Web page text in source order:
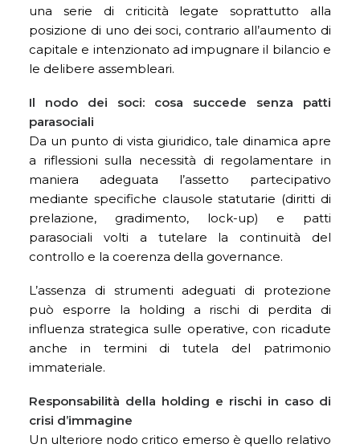
una serie di criticità legate soprattutto alla
posizione di uno dei soci, contrario all’aumento di
capitale e intenzionato ad impugnare il bilancio e
le delibere assembleari.
Il nodo dei soci: cosa succede senza patti
parasociali
Da un punto di vista giuridico, tale dinamica apre
a riflessioni sulla necessità di regolamentare in
maniera adeguata l’assetto partecipativo
mediante specifiche clausole statutarie (diritti di
prelazione, gradimento, lock-up) e patti
parasociali volti a tutelare la continuità del
controllo e la coerenza della governance.
L’assenza di strumenti adeguati di protezione
può esporre la holding a rischi di perdita di
influenza strategica sulle operative, con ricadute
anche in termini di tutela del patrimonio
immateriale.
Responsabilità della holding e rischi in caso di
crisi d’immagine
Un ulteriore nodo critico emerso è quello relativo